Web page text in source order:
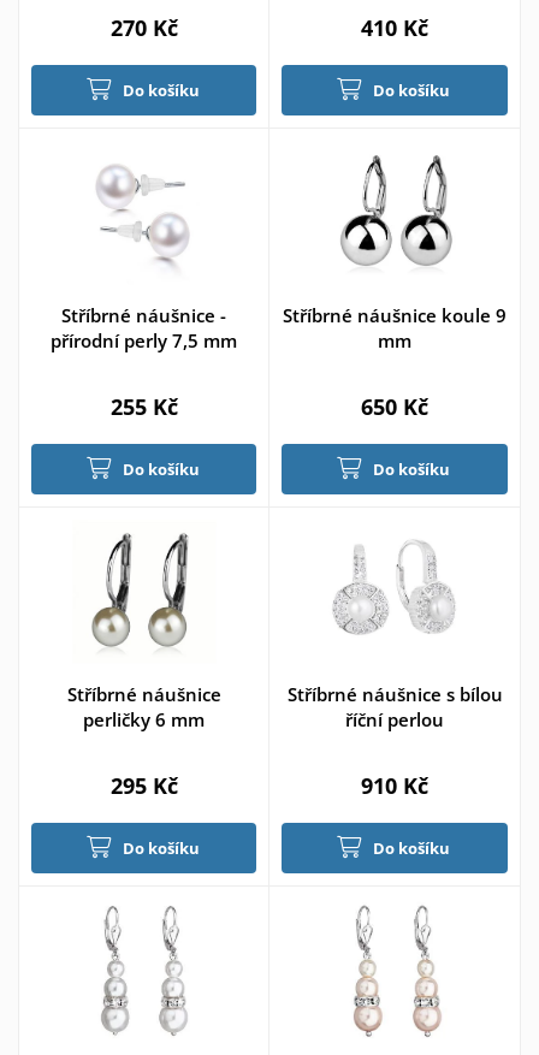
270 Kč
Do košíku
410 Kč
Do košíku
Stříbrné náušnice -
přírodní perly 7,5 mm
255 Kč
Do košíku
Stříbrné náušnice koule 9
mm
650 Kč
Do košíku
Stříbrné náušnice
perličky 6 mm
295 Kč
Do košíku
Stříbrné náušnice s bílou
říční perlou
910 Kč
Do košíku